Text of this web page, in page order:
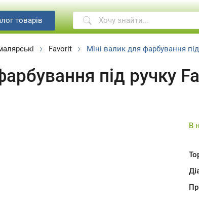
товарів
Favorit Міні валик для фарбування
під ручку
В